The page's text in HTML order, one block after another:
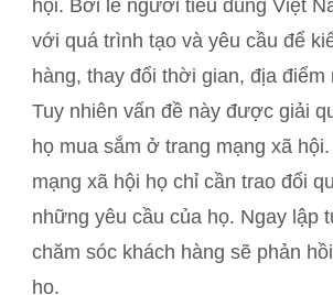
hội. Bởi lẽ người tiêu dùng Việt
với quá trình tạo và yêu cầu để
hàng, thay đổi thời gian, địa điểm
Tuy nhiên vấn đề này được giải
họ mua sắm ở trang mạng xã
mạng xã hội họ chỉ cần trao đổi
những yêu cầu của họ. Ngay lập
chăm sóc khách hàng sẽ phản
họ.